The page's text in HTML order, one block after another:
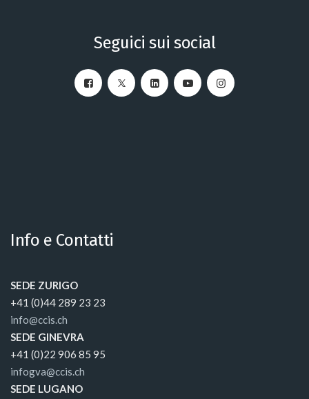
Seguici sui social
Info e Contatti
SEDE ZURIGO
+41 (0)44 289 23 23
info@ccis.ch
SEDE GINEVRA
+41 (0)22 906 85 95
infogva@ccis.ch
SEDE LUGANO